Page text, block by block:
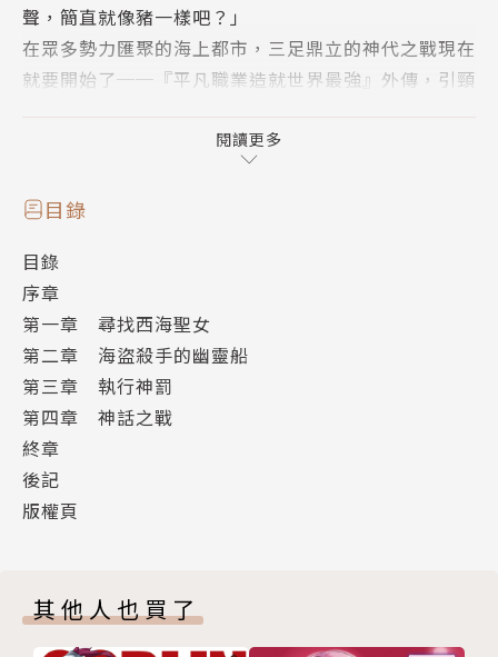
聲，簡直就像豬一樣吧？」
在眾多勢力匯聚的海上都市，三足鼎立的神代之戰現在
就要開始了──『平凡職業造就世界最強』外傳，引頸
閱讀更多
目錄
目錄
序章
第一章 尋找西海聖女
第二章 海盜殺手的幽靈船
第三章 執行神罰
第四章 神話之戰
終章
後記
版權頁
其他人也買了